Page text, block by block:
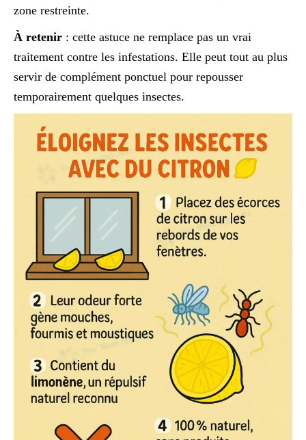
zone restreinte.
À retenir : cette astuce ne remplace pas un vrai
traitement contre les infestations. Elle peut tout au plus
servir de complément ponctuel pour repousser
temporairement quelques insectes.